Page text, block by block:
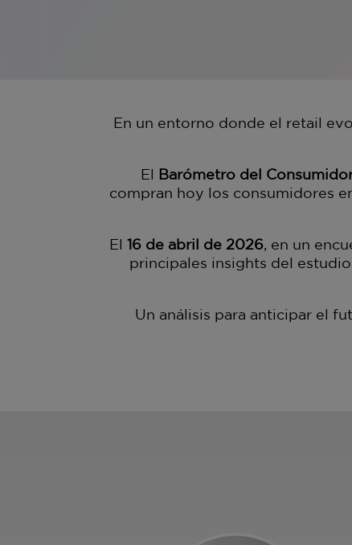
En un entorno donde el retail
El Barómetro del
compran hoy los consumidores
El16 de abril de 2026, en un
principales insights del
Un análisis para anticipar el